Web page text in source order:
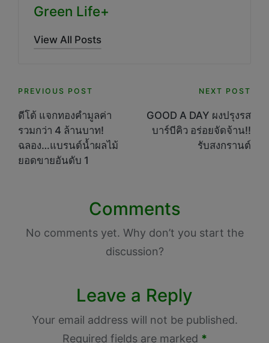
Green Life+
View All Posts
Post
navigation
PREVIOUS POST
ดีโด้ แจกทองคำมูลค่า
รวมกว่า 4 ล้านบาท!
ฉลอง…แบรนด์น้ำผลไม้
ยอดขายอันดับ 1
NEXT POST
GOOD A DAY ผงปรุงรส
บาร์บีคิว อร่อยจัดจ้าน!!
รับสงกรานต์
Comments
No comments yet. Why don’t you start the
discussion?
Leave a Reply
Your email address will not be published.
Required fields are marked *